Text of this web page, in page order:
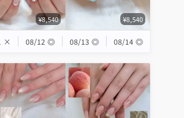
¥8,540 ¥8,540
× 08/12 ◎ 08/13 ◎ 08/14 ◎